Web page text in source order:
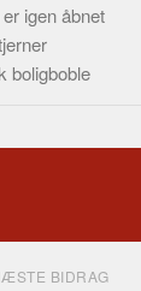
igen åbnet
boligboble
BIDRAG